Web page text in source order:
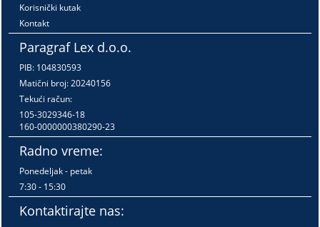
Korisnički kutak
Kontakt
Paragraf Lex d.o.o.
PIB: 104830593
Matični broj: 20240156
Tekući račun:
105-3029346-18
160-0000000380290-23
Radno vreme:
Ponedeljak - petak
7:30 - 15:30
Kontaktirajte nas: